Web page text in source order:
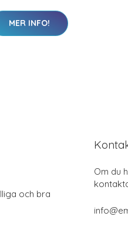
MER INFO!
och bra
Om du